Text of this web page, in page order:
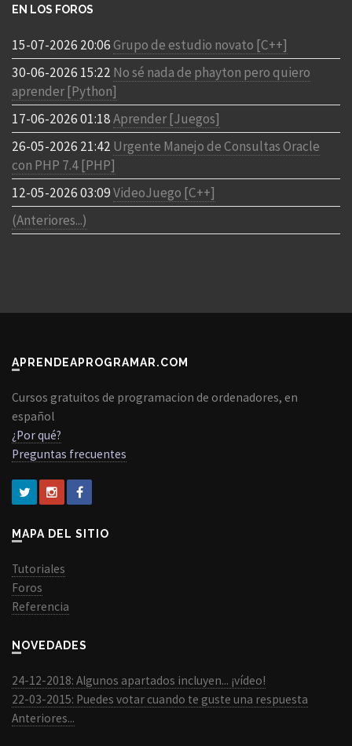
EN LOS FOROS
15-07-2026 20:06Grupo de estudio novato [C++]
30-06-2026 15:22 No sé nada de phayton pero quiero
aprender [Python]
17-06-2026 01:18Aprender [Juegos]
26-05-2026 21:42 Urgente Manejo de Consultas Oracle
con PHP 7.4 [PHP]
12-05-2026 03:09VideoJuego [C++]
(Anteriores...)
APRENDEAPROGRAMAR.COM
Cursos gratuitos de programacion de ordenadores, en
español
¿Por qué?
Preguntas frecuentes
MAPA DEL SITIO
Tutoriales
Foros
Referencia
NOVEDADES
24-12-2018: Algunos apartados incluyen... ¡vídeo!
22-03-2015: Puedes votar cuando te guste una respuesta
Anteriores...